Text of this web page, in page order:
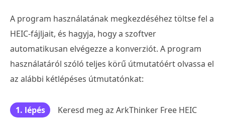
A program használatának megkezdéséhez töltse fel a
HEIC-fájljait, és hagyja, hogy a szoftver
automatikusan elvégezze a konverziót. A program
használatáról szóló teljes körű útmutatóért olvassa el
az alábbi kétlépéses útmutatónkat:
1. lépés
Keresd meg az ArkThinker Free HEIC